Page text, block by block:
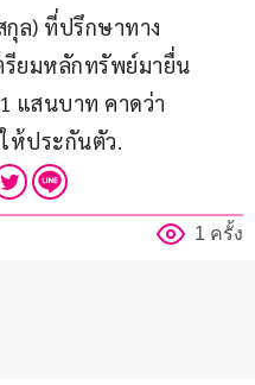
ล) ที่ปรึกษาทาง
รียมหลักทรัพย์มายื่น
แสนบาท คาดว่า
ห้ประกันตัว.
1 ครั้ง